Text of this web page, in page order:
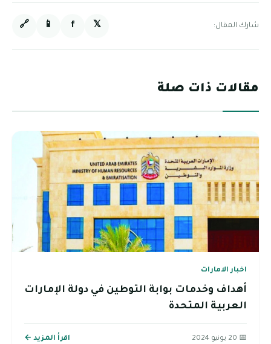
شارك المقال: 𝕏
f
📱
🔗
مقالات ذات صلة
اخبار الامارات
أهداف وخدمات بوابة التوطين في دولة الإمارات
العربية المتحدة
📅 20 يونيو 2024 اقرأ المزيد ←